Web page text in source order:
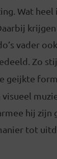
Wat heel
vader
Zo
geijkte
hij zijn
tot